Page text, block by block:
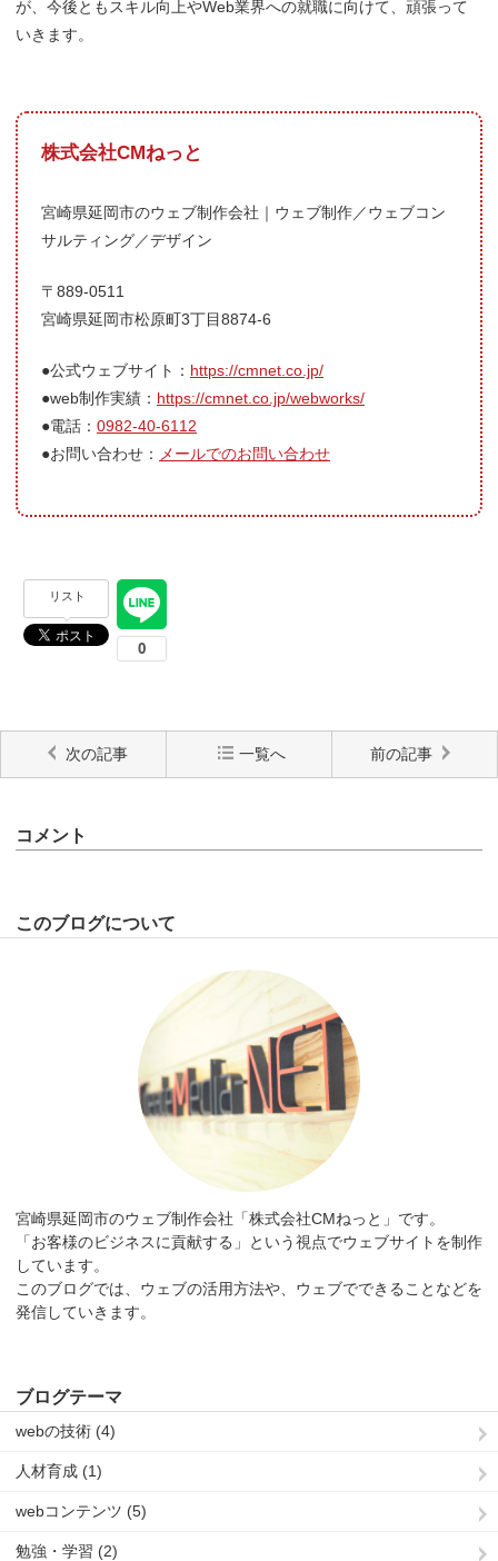
が、今後ともスキル向上やWeb業界への就職に向けて、頑張って
いきます。
株式会社CMねっと
宮崎県延岡市のウェブ制作会社｜ウェブ制作／ウェブコン
サルティング／デザイン
〒889-0511
宮崎県延岡市松原町3丁目8874-6
●公式ウェブサイト： https://cmnet.co.jp/
●web制作実績： https://cmnet.co.jp/webworks/
●電話： 0982-40-6112
●お問い合わせ：
メールでのお問い合わせ
リスト
次の記事 一覧へ 前の記事
コメント
このブログについて
宮崎県延岡市のウェブ制作会社「株式会社CMねっと」です。
「お客様のビジネスに貢献する」という視点でウェブサイトを制作
しています。
このブログでは、ウェブの活用方法や、ウェブでできることなどを
発信していきます。
ブログテーマ
webの技術 (4)
人材育成 (1)
webコンテンツ (5)
勉強・学習 (2)